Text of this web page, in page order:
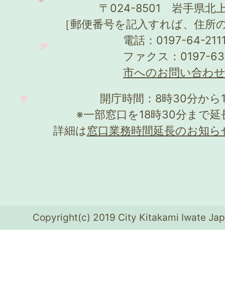
〒024-8501 岩手県北
［郵便番号を記入すれば、住所
電話：0197-64-
ファクス：0197-
市へのお問い合わ
開庁時間：8時30分か
※一部窓口を18時30分まで
詳細は窓口業務時間延長のお知ら
Copyright(c) 2019 City Kitakami Iwate